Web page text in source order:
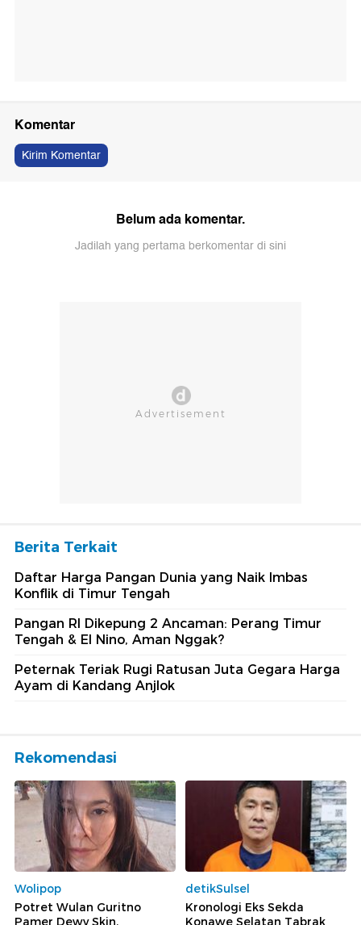
Komentar
Kirim Komentar
Belum ada komentar.
Jadilah yang pertama berkomentar di sini
Berita Terkait
Daftar Harga Pangan Dunia yang Naik Imbas
Konflik di Timur Tengah
Pangan RI Dikepung 2 Ancaman: Perang Timur
Tengah & El Nino, Aman Nggak?
Peternak Teriak Rugi Ratusan Juta Gegara Harga
Ayam di Kandang Anjlok
Rekomendasi
Wolipop
Potret Wulan Guritno
Pamer Dewy Skin,
detikSulsel
Kronologi Eks Sekda
Konawe Selatan Tabrak